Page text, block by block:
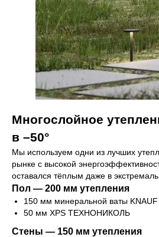
Многослойное
в –50°
Мы используем одни из лучших
рынке с высокой
оставался тёплым даже в
Пол — 200 мм утепления
150 мм минеральной ваты KNAUF
50 мм XPS ТЕХНОНИКОЛЬ
Стены — 150 мм утепления